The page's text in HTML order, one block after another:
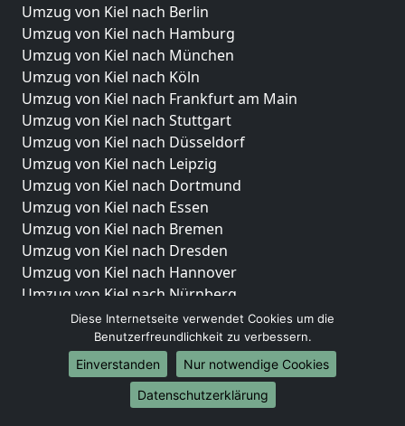
Umzug von Kiel nach Berlin
Umzug von Kiel nach Hamburg
Umzug von Kiel nach München
Umzug von Kiel nach Köln
Umzug von Kiel nach Frankfurt am Main
Umzug von Kiel nach Stuttgart
Umzug von Kiel nach Düsseldorf
Umzug von Kiel nach Leipzig
Umzug von Kiel nach Dortmund
Umzug von Kiel nach Essen
Umzug von Kiel nach Bremen
Umzug von Kiel nach Dresden
Umzug von Kiel nach Hannover
Umzug von Kiel nach Nürnberg
Umzug von Kiel nach Duisburg
Umzug von Kiel nach Bochum
Umzug von Kiel nach Wuppertal
Umzug von Kiel nach Bielefeld
Umzug von Kiel nach Bonn
Diese Internetseite verwendet Cookies um die
Benutzerfreundlichkeit zu verbessern.
Einverstanden
Nur notwendige Cookies
Datenschutzerklärung